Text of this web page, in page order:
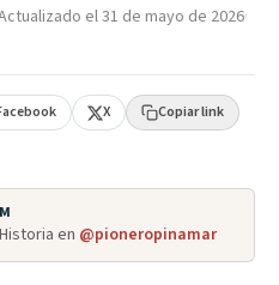
el31 de mayo de 2026·
X Copiar link
en @pioneropinamar